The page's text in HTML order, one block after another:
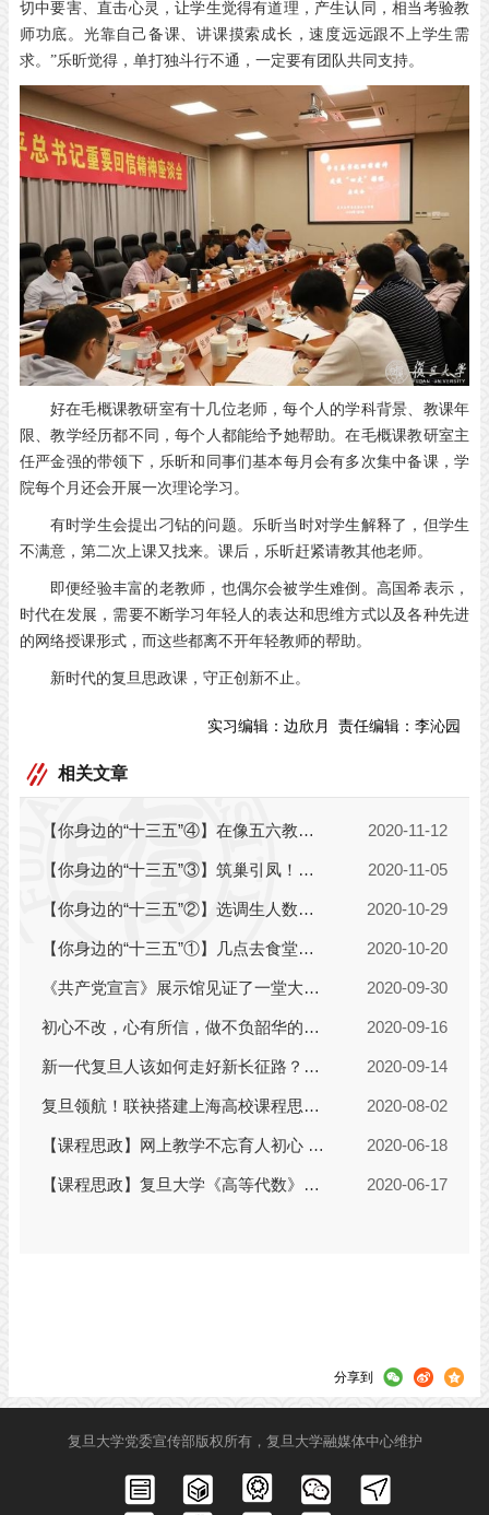
切中要害、直击心灵，让学生觉得有道理，产生认同，相当考验教
师功底。光靠自己备课、讲课摸索成长，速度远远跟不上学生需
求。”乐昕觉得，单打独斗行不通，一定要有团队共同支持。
好在毛概课教研室有十几位老师，每个人的学科背景、教课年
限、教学经历都不同，每个人都能给予她帮助。在毛概课教研室主
任严金强的带领下，乐昕和同事们基本每月会有多次集中备课，学
院每个月还会开展一次理论学习。
有时学生会提出刁钻的问题。乐昕当时对学生解释了，但学生
不满意，第二次上课又找来。课后，乐昕赶紧请教其他老师。
即便经验丰富的老教师，也偶尔会被学生难倒。高国希表示，
时代在发展，需要不断学习年轻人的表达和思维方式以及各种先进
的网络授课形式，而这些都离不开年轻教师的帮助。
新时代的复旦思政课，守正创新不止。
实习编辑： 边欣月 责任编辑： 李沁园
相关文章
分享到
复旦大学党委宣传部版权所有，复旦大学融媒体中心维护